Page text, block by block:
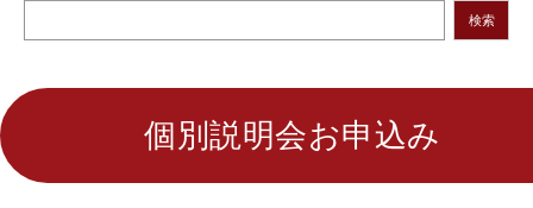
検索
個別説明会お申込み